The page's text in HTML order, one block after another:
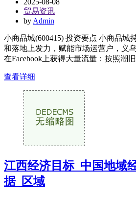
2025-08-08
贸易资讯
by Admin
小商品城(600415) 投资要点 小商品城
和落地上发力，赋能市场运营户，义
在Facebook上获得大量流量：按照潮
查看详细
江西经济目标_中国地域
据_区域